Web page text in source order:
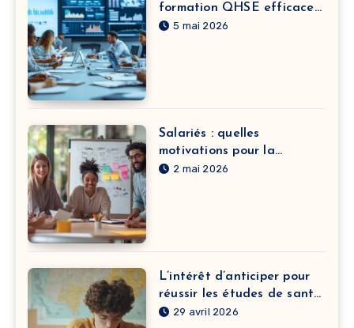
formation QHSE efficace
pour vos équipes
5 mai 2026
Salariés : quelles
motivations pour la
formation continue dans le
2 mai 2026
L’intérêt d’anticiper pour
réussir les études de santé
à Clermont-Ferrand
29 avril 2026